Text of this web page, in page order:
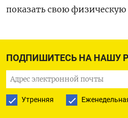
ПОДПИШИТЕСЬ НА НАШУ
Утренняя
показать свою
ПОДПИСАТЬСЯ
ПОДПИСАТЬСЯ В